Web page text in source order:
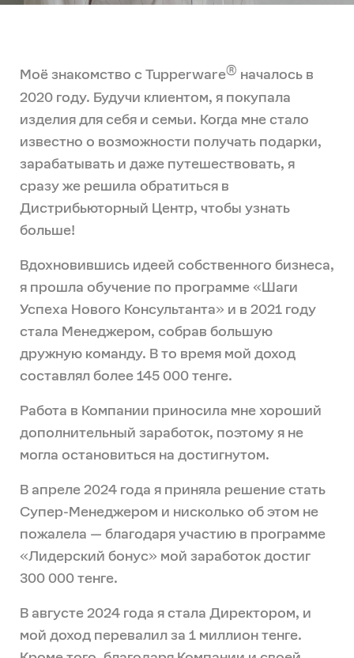
Моё знакомство с Tupperware® началось в
2020 году. Будучи клиентом, я покупала
изделия для себя и семьи. Когда мне стало
известно о возможности получать подарки,
зарабатывать и даже путешествовать, я
сразу же решила обратиться в
Дистрибьюторный Центр, чтобы узнать
больше!
Вдохновившись идеей собственного бизнеса,
я прошла обучение по программе «Шаги
Успеха Нового Консультанта» и в 2021 году
стала Менеджером, собрав большую
дружную команду. В то время мой доход
составлял более 145 000 тенге.
Работа в Компании приносила мне хороший
дополнительный заработок, поэтому я не
могла остановиться на достигнутом.
В апреле 2024 года я приняла решение стать
Супер-Менеджером и нисколько об этом не
пожалела — благодаря участию в программе
«Лидерский бонус» мой заработок достиг
300 000 тенге.
В августе 2024 года я стала Директором, и
мой доход перевалил за 1 миллион тенге.